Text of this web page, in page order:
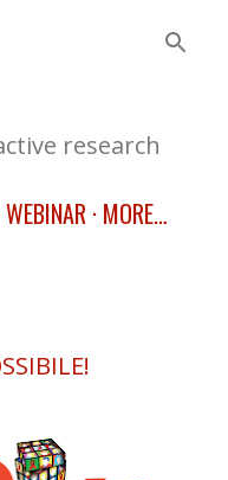
research
WEBINAR MORE…